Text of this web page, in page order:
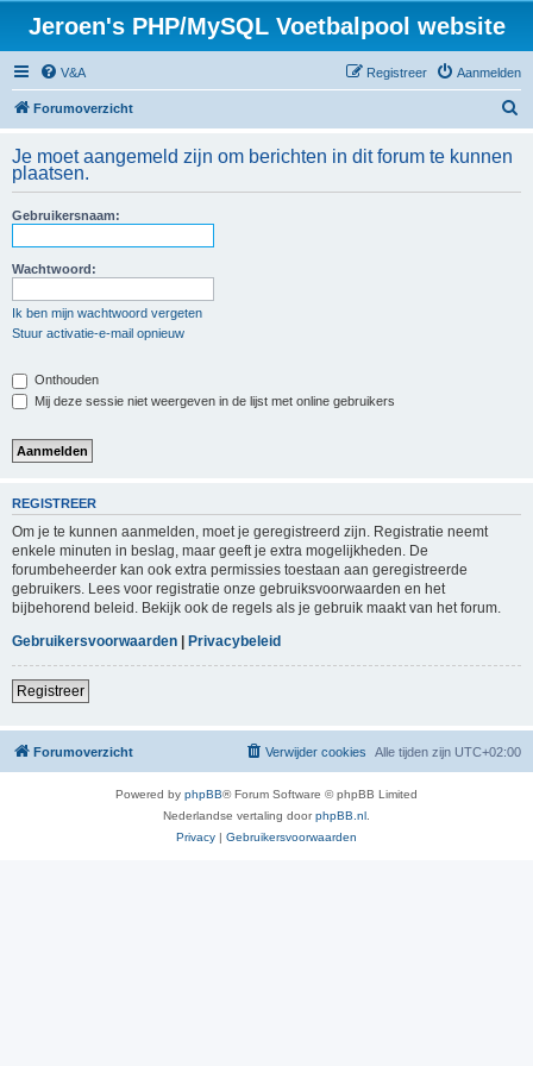
Jeroen's PHP/MySQL Voetbalpool website
V&A Aanmelden
Registreer
Forumoverzicht
k
Je moet aangemeld zijn om berichten in dit forum te kunnen
plaatsen.
Gebruikersnaam:
Wachtwoord:
Ik ben mijn wachtwoord vergeten
Stuur activatie-e-mail opnieuw
Onthouden
Mij deze sessie niet weergeven in de lijst met online gebruikers
REGISTREER
Om je te kunnen aanmelden, moet je geregistreerd zijn. Registratie neemt
enkele minuten in beslag, maar geeft je extra mogelijkheden. De
forumbeheerder kan ook extra permissies toestaan aan geregistreerde
gebruikers. Lees voor registratie onze gebruiksvoorwaarden en het
bijbehorend beleid. Bekijk ook de regels als je gebruik maakt van het forum.
Gebruikersvoorwaarden | Privacybeleid
Registreer
Forumoverzicht Alle tijden zijn UTC+02:00
Verwijder cookies
Powered by phpBB® Forum Software © phpBB Limited
Nederlandse vertaling doorphpBB.nl
Privacy | Gebruikersvoorwaarden